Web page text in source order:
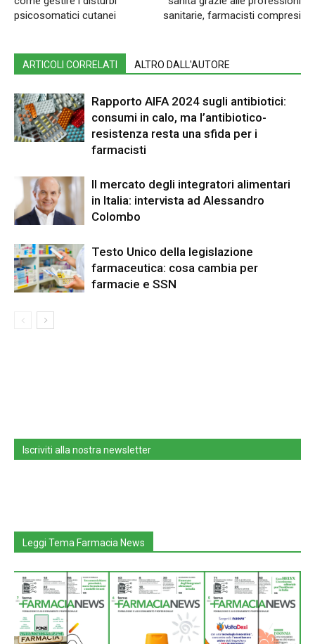
psicosomatici cutanei
sanitarie, farmacisti compresi
ARTICOLI CORRELATI ALTRO DALL'AUTORE
Rapporto AIFA 2024 sugli antibiotici:
consumi in calo, ma l’antibiotico-
resistenza resta una sfida per i
farmacisti
Il mercato degli integratori alimentari
in Italia: intervista ad Alessandro
Colombo
Testo Unico della legislazione
farmaceutica: cosa cambia per
farmacie e SSN
Iscriviti alla nostra newsletter
Leggi Tema Farmacia News